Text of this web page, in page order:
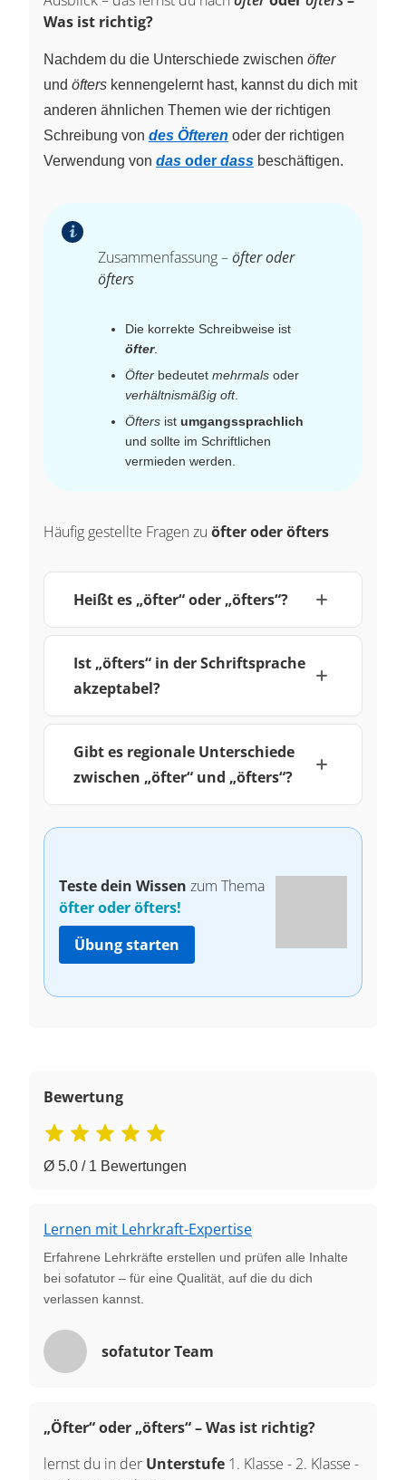
Was ist richtig?
Nachdem du die Unterschiede zwischen öfter
und öfters kennengelernt hast, kannst du dich mit
anderen ähnlichen Themen wie der richtigen
Schreibung von des Öfteren oder der richtigen
Verwendung von das oder dass beschäftigen.
Zusammenfassung –öfter oder
öfters
Die korrekte Schreibweise ist
öfter.
Öfter bedeutet mehrmals oder
verhältnismäßig oft.
Öfters ist umgangssprachlich
und sollte im Schriftlichen
vermieden werden.
Häufig gestellte Fragen zu öfter oder öfters
Heißt es „öfter“ oder „öfters“?
Ist „öfters“ in der Schriftsprache
akzeptabel?
Gibt es regionale Unterschiede
zwischen „öfter“ und „öfters“?
Teste dein Wissen zum Thema
öfter oder öfters!
Übung starten
Bewertung
Ø 5.0 / 1 Bewertungen
Lernen mit Lehrkraft-Expertise
Erfahrene Lehrkräfte erstellen und prüfen alle Inhalte
bei sofatutor – für eine Qualität, auf die du dich
verlassen kannst.
sofatutor Team
„Öfter“ oder „öfters“ – Was ist richtig?
lernst du in der Unterstufe 1. Klasse - 2. Klasse -